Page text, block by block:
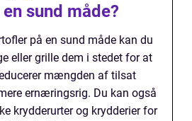
sund måde?
på en sund måde kan du
eller grille dem i stedet for at
mængden af tilsat
ernæringsrig. Du kan også
krydderurter og krydderier for